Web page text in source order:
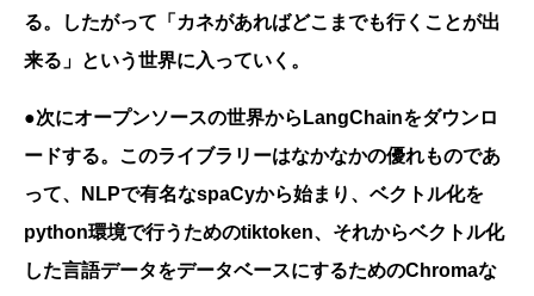
る。したがって「カネがあればどこまでも行くことが出
来る」という世界に入っていく。
●次にオープンソースの世界からLangChainをダウンロ
ードする。このライブラリーはなかなかの優れものであ
って、NLPで有名なspaCyから始まり、ベクトル化を
python環境で行うためのtiktoken、それからベクトル化
した言語データをデータベースにするためのChromaな